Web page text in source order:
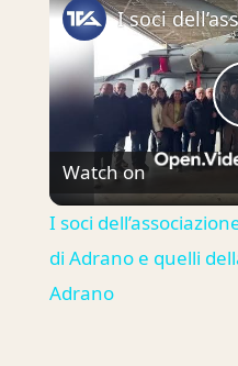
Watch on
I soci
di Adrano e quelli
Adrano